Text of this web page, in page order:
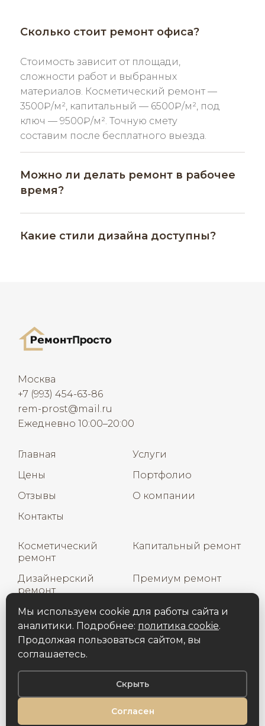
Сколько стоит ремонт офиса?
Стоимость зависит от площади,
сложности работ и выбранных
материалов. Косметический ремонт —
3500₽/м², капитальный — 6500₽/м², под
ключ — 9500₽/м². Точную смету
составим после бесплатного выезда.
Можно ли делать ремонт в рабочее
время?
Какие стили дизайна доступны?
Москва
+7 (993) 454-63-86
rem-prost@mail.ru
Ежедневно 10:00–20:00
Главная
Услуги
Цены
Портфолио
Отзывы
О компании
Контакты
Косметический
ремонт
Капитальный ремонт
Дизайнерский
ремонт
Премиум ремонт
Дизайн интерьера
Рем‑ПРОСТО
защищены.
Мы используем cookie для работы сайта и
аналитики. Подробнее: политика cookie.
Продолжая пользоваться сайтом, вы
соглашаетесь.
Скрыть
Согласен